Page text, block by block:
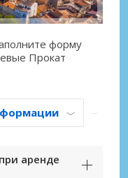
форму
Прокат
аренде